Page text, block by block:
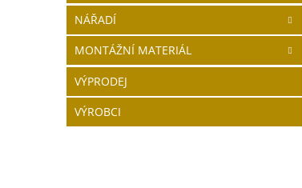
NÁŘADÍ
MONTÁŽNÍ MATERIÁL
VÝPRODEJ
VÝROBCI